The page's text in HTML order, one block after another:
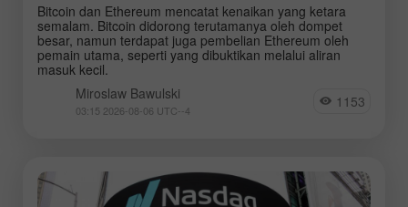
Bitcoin dan Ethereum mencatat kenaikan yang ketara
semalam. Bitcoin didorong terutamanya oleh dompet
besar, namun terdapat juga pembelian Ethereum oleh
pemain utama, seperti yang dibuktikan melalui aliran
masuk kecil.
Miroslaw Bawulski
03:15 2026-08-06 UTC--4 1153